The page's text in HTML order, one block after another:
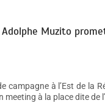
Muzito
campagne à l’Est de la
à la place dite de